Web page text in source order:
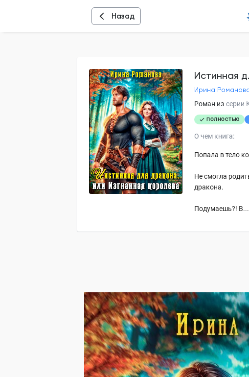
Назад
Истинная
Ирина
Роман из серии
ПОЛНОСТЬЮ
О чем книга:
Попала в тело
Не смогла
дракона.
Подумаешь?! В...